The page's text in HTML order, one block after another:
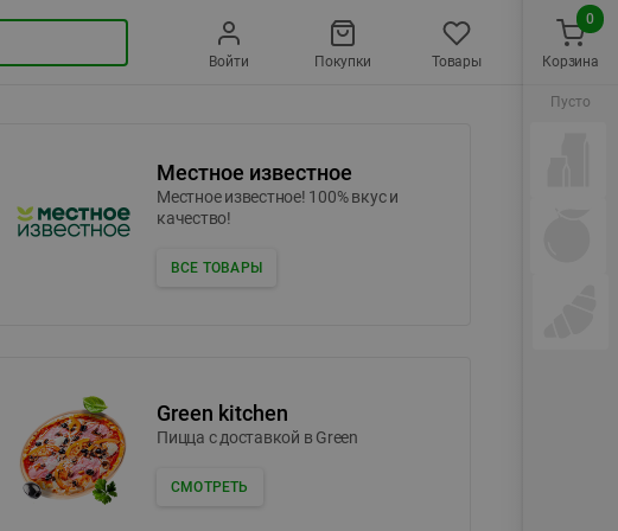
Войти Покупки Товары
Местное известное
Местное известное! 100% вкус и
качество!
ВСЕ ТОВАРЫ
Green kitchen
Пицца c доставкой в Green
СМОТРЕТЬ
Корзина
0
Пусто